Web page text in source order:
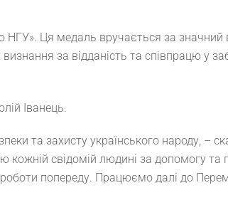
Ця медаль вручається за значний
за відданість та співпрацю у
Іванець.
та захисту українського народу, –
свідомій людині за допомогу та
попереду. Працюємо далі до